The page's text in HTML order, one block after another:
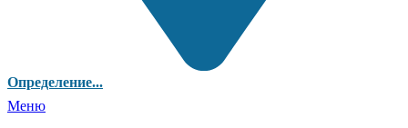
Определение...
Меню